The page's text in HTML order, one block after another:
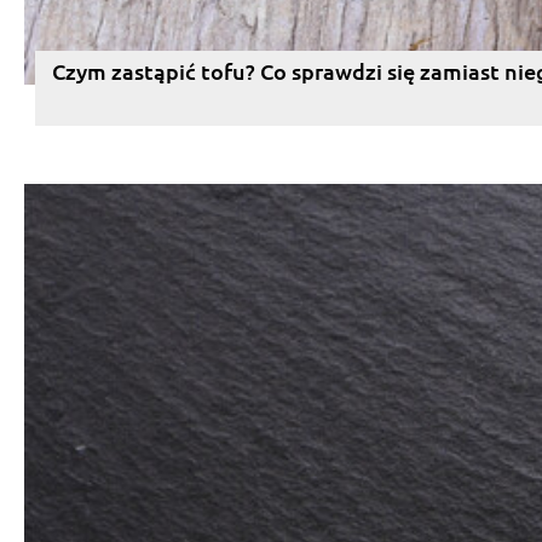
Czym zastąpić tofu? Co sprawdzi się zamiast